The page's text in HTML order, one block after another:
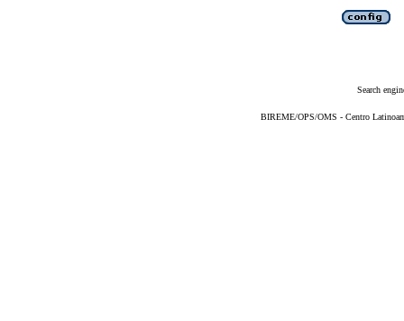
Search
BIREME/OPS/OMS - Centro